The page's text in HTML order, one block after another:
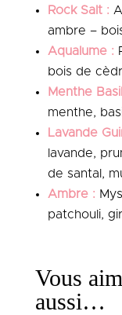
Rock Salt :
ambre –
Aqualume :
bois de
Menthe
menthe,
Lavande
lavande,
de santal,
Ambre :
patchouli,
Vous
aussi…